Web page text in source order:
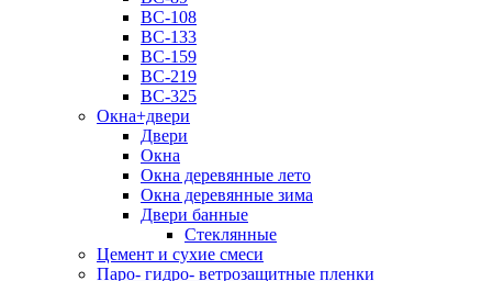
ВС-108
ВС-133
ВС-159
ВС-219
ВС-325
Окна+двери
Двери
Окна
Окна деревянные лето
Окна деревянные зима
Двери банные
Стеклянные
Цемент и сухие смеси
Паро- гидро- ветрозащитные пленки